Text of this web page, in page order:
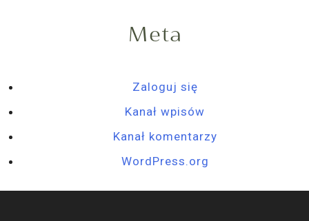
Meta
Zaloguj się
Kanał wpisów
Kanał komentarzy
WordPress.org